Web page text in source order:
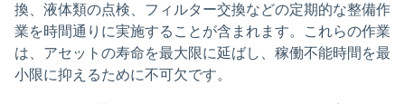
換、液体類の点検、フィルター交換などの定期的な整備作
業を時間通りに実施することが含まれます。これらの作業
は、アセットの寿命を最大限に延ばし、稼働不能時間を最
小限に抑えるために不可欠です。